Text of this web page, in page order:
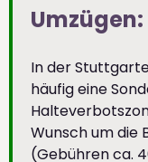
Umzügen:
In der
häufig eine
Wunsch um die
(Gebühren ca.